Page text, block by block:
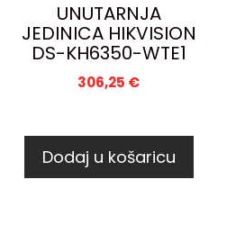
UNUTARNJA
JEDINICA HIKVISION
DS-KH6350-WTE1
306,25 €
Dodaj u košaricu